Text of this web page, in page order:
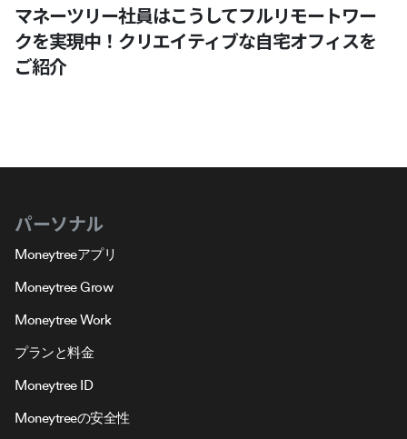
マネーツリー社員はこうしてフルリモートワー
クを実現中！クリエイティブな自宅オフィスを
ご紹介
パーソナル
Moneytreeアプリ
Moneytree Grow
Moneytree Work
プランと料金
Moneytree ID
Moneytreeの安全性